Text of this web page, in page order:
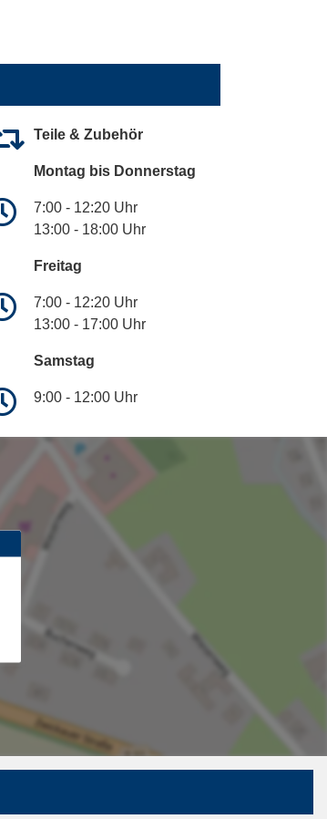
Teile & Zubehör
Montag bis Donnerstag
7:00 - 12:20 Uhr
13:00 - 18:00 Uhr
Freitag
7:00 - 12:20 Uhr
13:00 - 17:00 Uhr
Samstag
9:00 - 12:00 Uhr